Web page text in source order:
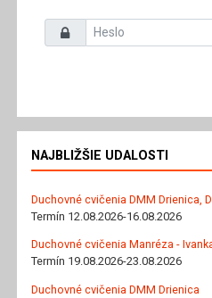
Heslo
NAJBLIŽŠIE UDALOSTI
Duchovné cvičenia DMM Drienica,
Termín 12.08.2026-16.08.2026
Duchovné cvičenia Manréza -
Termín 19.08.2026-23.08.2026
Duchovné cvičenia DMM Drienica